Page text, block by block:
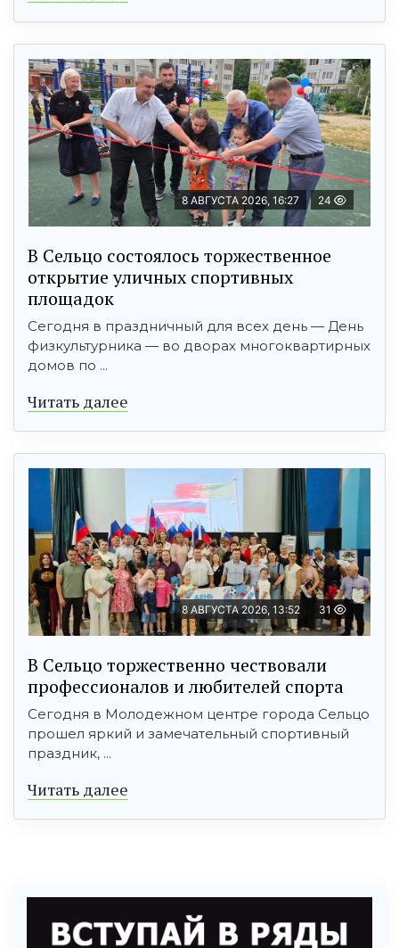
8 АВГУСТА 2026, 16:27 24
В Сельцо состоялось торжественное
открытие уличных спортивных
площадок
Сегодня в праздничный для всех день — День
физкультурника — во дворах многоквартирных
домов по ...
Читать далее
8 АВГУСТА 2026, 13:52 31
В Сельцо торжественно чествовали
профессионалов и любителей спорта
Сегодня в Молодежном центре города Сельцо
прошел яркий и замечательный спортивный
праздник, ...
Читать далее